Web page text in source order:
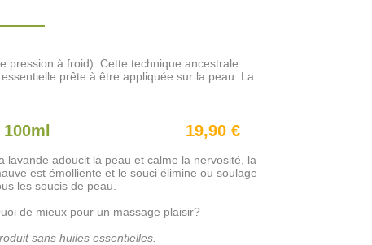
pression à froid). Cette technique ancestrale
prête à être appliquée sur la peau. La
100ml 19,90 €
lavande adoucit la peau et calme la nervosité, la
est émolliente et le souci élimine ou soulage
les soucis de peau.
de mieux pour un massage plaisir?
sans huiles essentielles.